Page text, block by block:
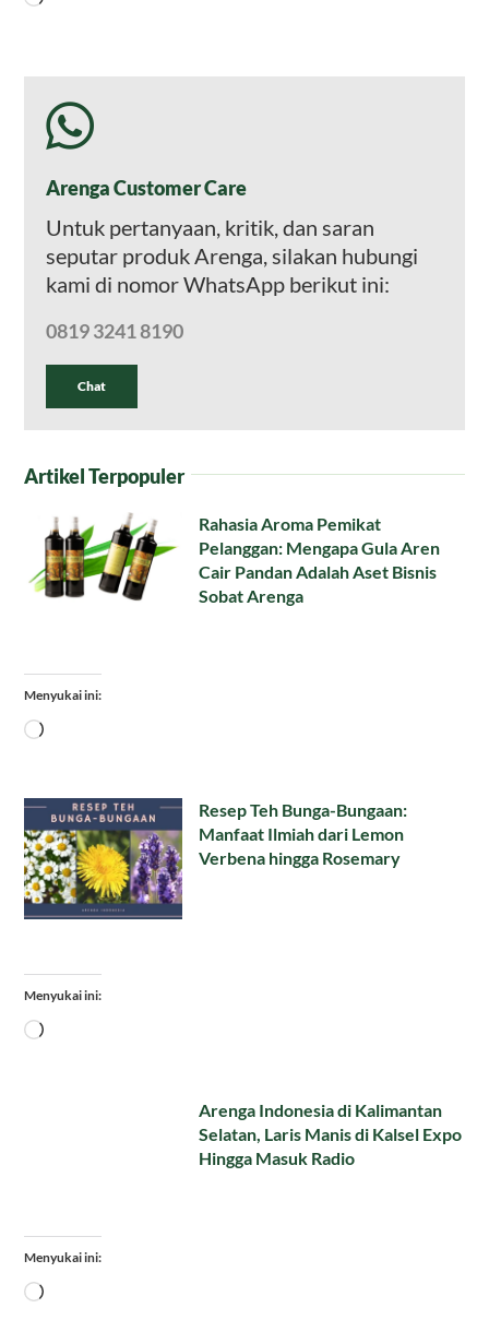
Arenga Customer Care
Untuk pertanyaan, kritik, dan saran
seputar produk Arenga, silakan hubungi
kami di nomor WhatsApp berikut ini:
0819 3241 8190
Chat
Artikel Terpopuler
Rahasia Aroma Pemikat
Pelanggan: Mengapa Gula Aren
Cair Pandan Adalah Aset Bisnis
Sobat Arenga
Menyukai ini:
Memuat...
Resep Teh Bunga-Bungaan:
Manfaat Ilmiah dari Lemon
Verbena hingga Rosemary
Menyukai ini:
Memuat...
Arenga Indonesia di Kalimantan
Selatan, Laris Manis di Kalsel Expo
Hingga Masuk Radio
Menyukai ini:
Memuat...